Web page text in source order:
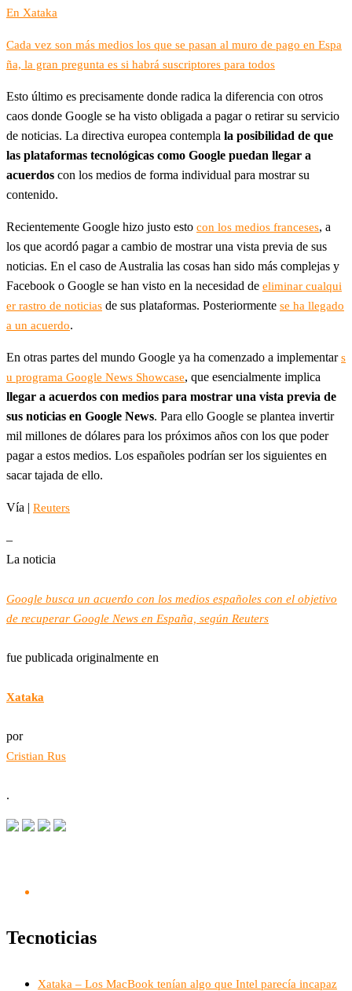
En Xataka
Cada vez son más medios los que se pasan al muro de pago en Espa
ña, la gran pregunta es si habrá suscriptores para todos
Esto último es precisamente donde radica la diferencia con otros
caos donde Google se ha visto obligada a pagar o retirar su servicio
de noticias. La directiva europea contempla la posibilidad de que
las plataformas tecnológicas como Google puedan llegar a
acuerdos con los medios de forma individual para mostrar su
contenido.
Recientemente Google hizo justo esto con los medios franceses, a
los que acordó pagar a cambio de mostrar una vista previa de sus
noticias. En el caso de Australia las cosas han sido más complejas y
Facebook o Google se han visto en la necesidad de eliminar cualqui
er rastro de noticias de sus plataformas. Posteriormente se ha llegado
a un acuerdo.
En otras partes del mundo Google ya ha comenzado a implementars
u programa Google News Showcase, que esencialmente implica
llegar a acuerdos con medios para mostrar una vista previa de
sus noticias en Google News. Para ello Google se plantea invertir
mil millones de dólares para los próximos años con los que poder
pagar a estos medios. Los españoles podrían ser los siguientes en
sacar tajada de ello.
Vía | Reuters
–
La noticia
Google busca un acuerdo con los medios españoles con el objetivo
de recuperar Google News en España, según Reuters
fue publicada originalmente en
Xataka
por
Cristian Rus
.
Tecnoticias
Xataka – Los MacBook tenían algo que Intel parecía incapaz